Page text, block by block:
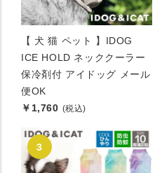
【 犬 猫 ペット 】IDOG
ICE HOLD ネッククーラー
保冷剤付 アイドッグ メール
便OK
￥1,760 (税込)